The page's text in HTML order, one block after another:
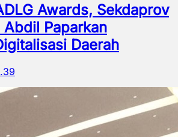
Awards, Sekdaprov
Abdil Paparkan
Daerah